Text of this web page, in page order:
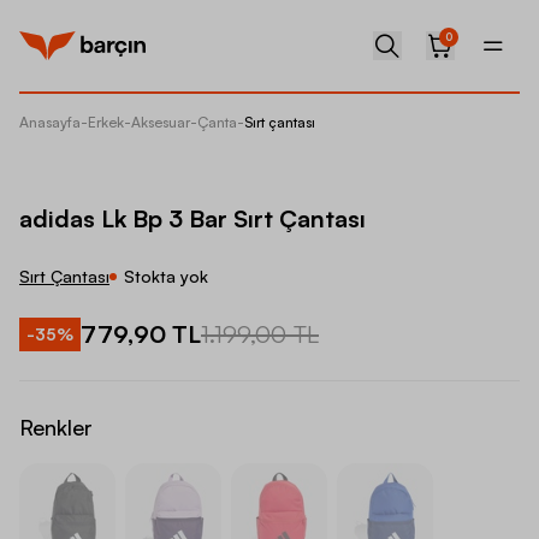
0
Anasayfa-Erkek-Aksesuar-Çanta-Sırt çantası
adidas Lk Bp 3 Bar Sırt Çantası
Sırt Çantası Stokta yok
-35% 779,90 TL1.199,00 TL
Renkler